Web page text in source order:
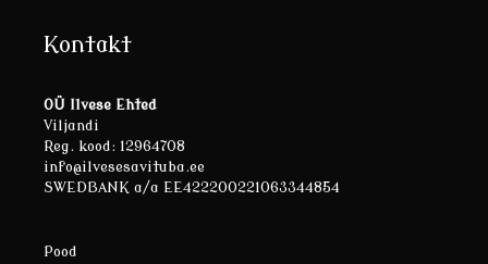
Kontakt
OÜ Ilvese Ehted
Viljandi
Reg. kood: 12964708
info@ilvesesavituba.ee
SWEDBANK a/a EE422200221063344854
Pood